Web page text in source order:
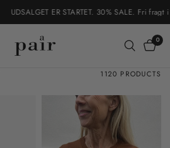
UDSALGET ER STARTET. 30% SALE. Fri fragt i
0
1120 PRODUCTS